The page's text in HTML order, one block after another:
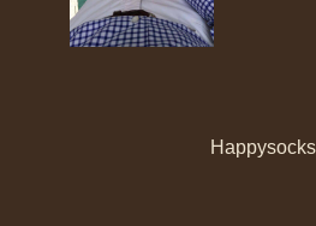
Happysocks